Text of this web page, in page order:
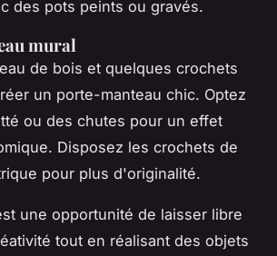
des pots peints ou gravés.
mural
de bois et quelques crochets
un porte-manteau chic. Optez
ou des chutes pour un effet
Disposez les crochets de
pour plus d'originalité.
une opportunité de laisser libre
tout en réalisant des objets